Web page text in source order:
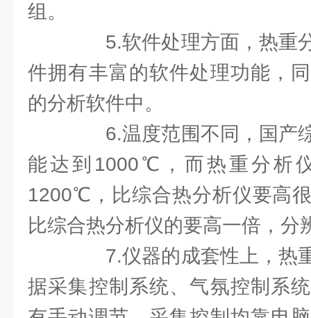
组。
5.软件处理方面，热重
件拥有丰富的软件处理功能，
的分析软件中。
6.温度范围不同，国产
能达到1000℃，而热重分析
1200℃，比综合热分析仪要高
比综合热分析仪的要高一倍，
7.仪器的成套性上，热
据采集控制系统、气氛控制系